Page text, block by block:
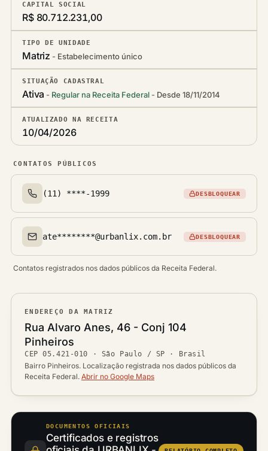
CAPITAL SOCIAL
R$ 80.712.231,00
TIPO DE UNIDADE
Matriz Estabelecimento único
SITUAÇÃO CADASTRAL
Ativa Regular na Receita Federal Desde 18/11/2014
ATUALIZADO NA RECEITA
10/04/2026
CONTATOS PÚBLICOS
Telefone(s)
(11) ****-1999 DESBLOQUEAR
Email(s)
ate********@urbanlix.com.br DESBLOQUEAR
Contatos registrados nos dados públicos da Receita Federal.
ENDEREÇO DA MATRIZ
Logradouro
Rua Alvaro Anes, 46 - Conj 104
Bairro
Pinheiros
CEP
CEP05.421-010 ·
Cidade / UF
São Paulo / SP · Brasil
Bairro Pinheiros. Localização registrada nos dados públicos da
Receita Federal. Abrir no Google Maps
DOCUMENTOS OFICIAIS
Certificados e registros